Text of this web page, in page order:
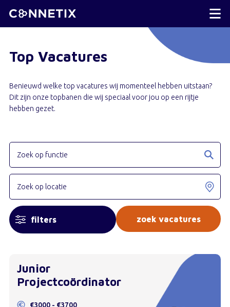
Top Vacatures
Benieuwd welke top vacatures wij momenteel hebben uitstaan?
Dit zijn onze topbanen die wij speciaal voor jou op een rijtje
hebben gezet.
filters
Junior
Projectcoördinator
€3000 - €3700